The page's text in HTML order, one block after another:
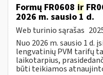
Formų FR0608 ir
2026 m. sausio 1 d.
Web turinio sąrašas
Nuo 2026 m. sausio 1 d.
lengvatinių PVM tarifų
laikotarpius,
būti teikiamos